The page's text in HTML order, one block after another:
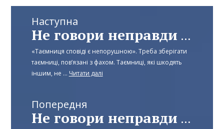
Наступна
Не говори неправди – Частина 4
«Таємниця сповіді є непорушною». Треба зберігати
таємниці, пов’язані з фахом. Таємниці, які шкодять
іншим, не ... Читати далі
Попередня
Не говори неправди – Частина 2